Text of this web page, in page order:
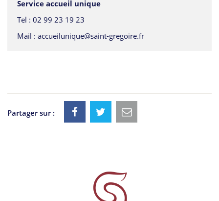
Service accueil unique
Tel : 02 99 23 19 23
Mail : accueilunique@saint-gregoire.fr
Partager sur :
Informations